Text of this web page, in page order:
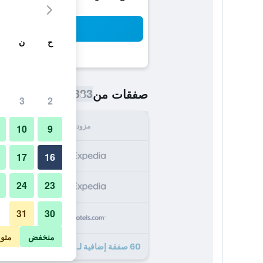
صفقات من383 ﷼
مزود
60 صفقة إضافية لـ إمباسي سويتس باي هيتلون لاس فيجاس
ح ن
2
3
9
10
16
17
23
24
30
31
منخفض